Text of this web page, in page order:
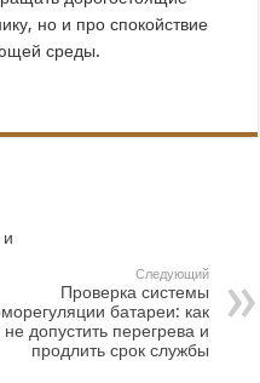
но и про спокойствие
среды.
Следующий
Проверка системы
батареи: как
не допустить перегрева и
продлить срок службы